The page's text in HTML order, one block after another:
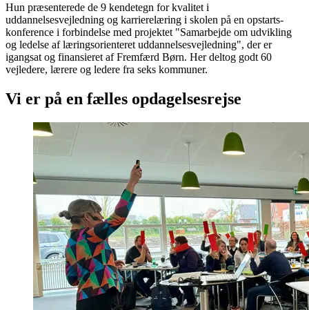
Hun præsenterede de 9 kendetegn for kvalitet i
uddannelsesvejledning og karrierelæring i skolen på en opstarts-
konference i forbindelse med projektet "Samarbejde om udvikling
og ledelse af læringsorienteret uddannelsesvejledning", der er
igangsat og finansieret af Fremfærd Børn. Her deltog godt 60
vejledere, lærere og ledere fra seks kommuner.
Vi er på en fælles opdagelsesrejse